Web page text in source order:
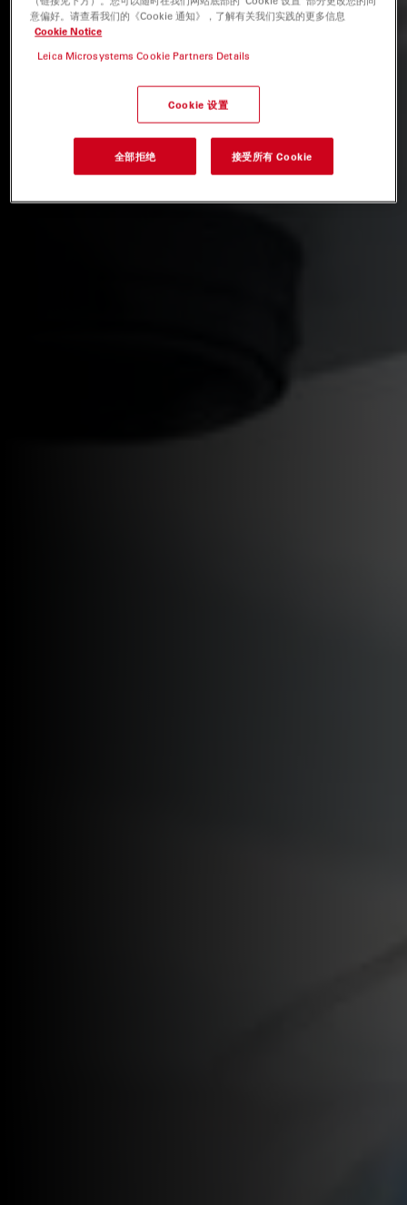
意偏好。请查看我们的《Cookie 通知》，了解有关我们实践的更多信息
Cookie Notice
Leica Microsystems Cookie Partners Details
Cookie 设置
全部拒绝 接受所有 Cookie